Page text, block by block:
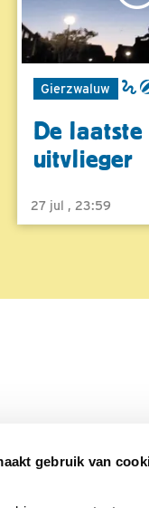
gebruik van
Gierzwaluw
De laatste
uitvlieger
27 jul , 23:59